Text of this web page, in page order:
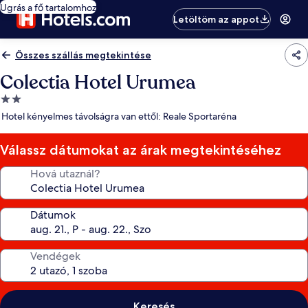
Ugrás a fő tartalomhoz
Letöltöm az appot
Összes szállás megtekintése
Colectia Hotel Urumea
2.0
csillagos
Hotel kényelmes távolságra van ettől: Reale Sportaréna
Válassz dátumokat az árak megtekintéséhez
Hová utaznál?
Dátumok
Vendégek